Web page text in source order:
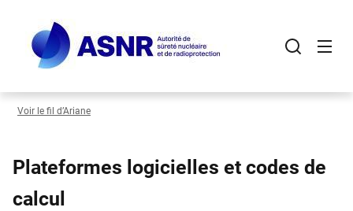
contenu
principal
Voir le fil d’Ariane
Plateformes logicielles et codes de
calcul